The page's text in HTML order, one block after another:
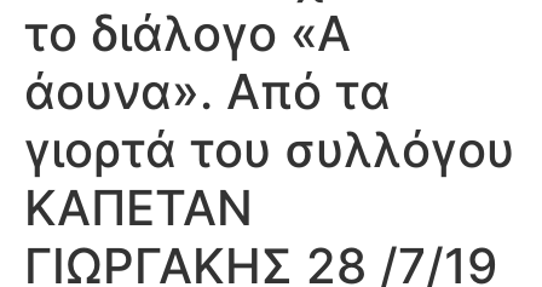
το διάλογο «Α
άουνα». Από τα
γιορτά του συλλόγου
ΚΑΠΕΤΑΝ
ΓΙΩΡΓΑΚΗΣ 28 /7/19